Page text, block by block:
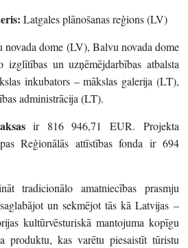
Latgales plānošanas reģions (LV)
novada dome (LV), Balvu novada dome
izglītības un uzņēmējdarbības atbalsta
inkubators – mākslas galerija (LT),
administrācija (LT).
ir 816 946,71 EUR. Projekta
Reģionālās attīstības fonda ir 694
tradicionālo amatniecības prasmju
un sekmējot tās kā Latvijas –
kultūrvēsturiskā mantojuma kopīgu
produktu, kas varētu piesaistīt tūristu